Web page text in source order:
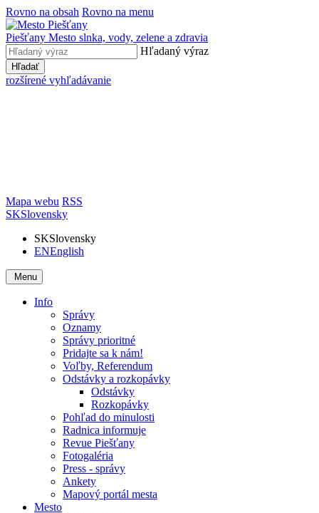
Rovno na obsah Rovno na menu
Piešťany Mesto slnka, vody, zelene a zdravia
Hľadaný výraz
Hľadať
rozšírené vyhľadávanie
Mapa webu RSS
SKSlovensky
SKSlovensky
ENEnglish
Menu
Info
Správy
Oznamy
Správy prioritné
Pridajte sa k nám!
Voľby, Referendum
Odstávky a rozkopávky
Odstávky
Rozkopávky
Pohľad do minulosti
Radnica informuje
Revue Piešťany
Fotogaléria
Press - správy
Ankety
Mapový portál mesta
Mesto